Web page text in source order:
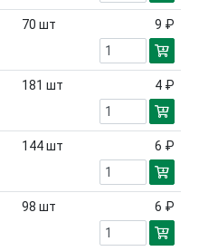
70 шт 9 ₽
181 шт 4 ₽
144шт 6 ₽
98 шт 6 ₽